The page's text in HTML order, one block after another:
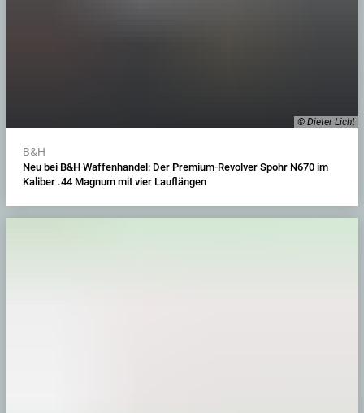
© Dieter Licht
B&H
Neu bei B&H Waffenhandel: Der Premium-Revolver Spohr N670 im
Kaliber .44 Magnum mit vier Lauflängen